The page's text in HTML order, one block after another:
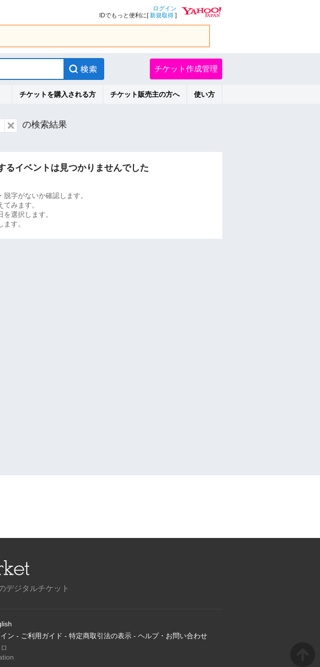
ログイン
IDでもっと便利に[新規取得 ]
チケット作成管理
チケットを購入される方 チケット販売主の方へ 使い方
の検索結果
るイベントは見つかりませんでした
脱字がないか確認します。
てみます。
を選択します。
ます。
デジタルチケット
ン - ご利用ガイド - 特定商取引法の表示 - ヘルプ・お問い合わせ